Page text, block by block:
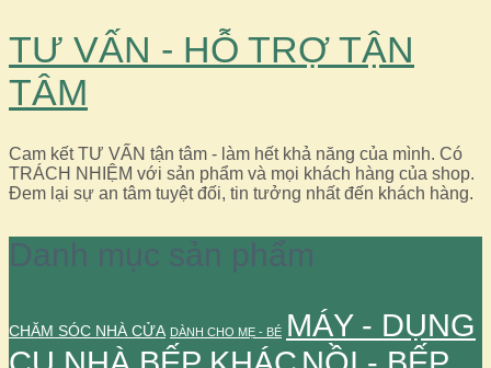
TƯ VẤN - HỖ TRỢ TẬN
TÂM
Cam kết TƯ VẤN tận tâm - làm hết khả năng của mình. Có
TRÁCH NHIỆM với sản phẩm và mọi khách hàng của shop.
Đem lại sự an tâm tuyệt đối, tin tưởng nhất đến khách hàng.
Danh mục sản phẩm
CHĂM SÓC NHÀ CỬA DÀNH CHO MẸ - BÉ MÁY - DỤNG